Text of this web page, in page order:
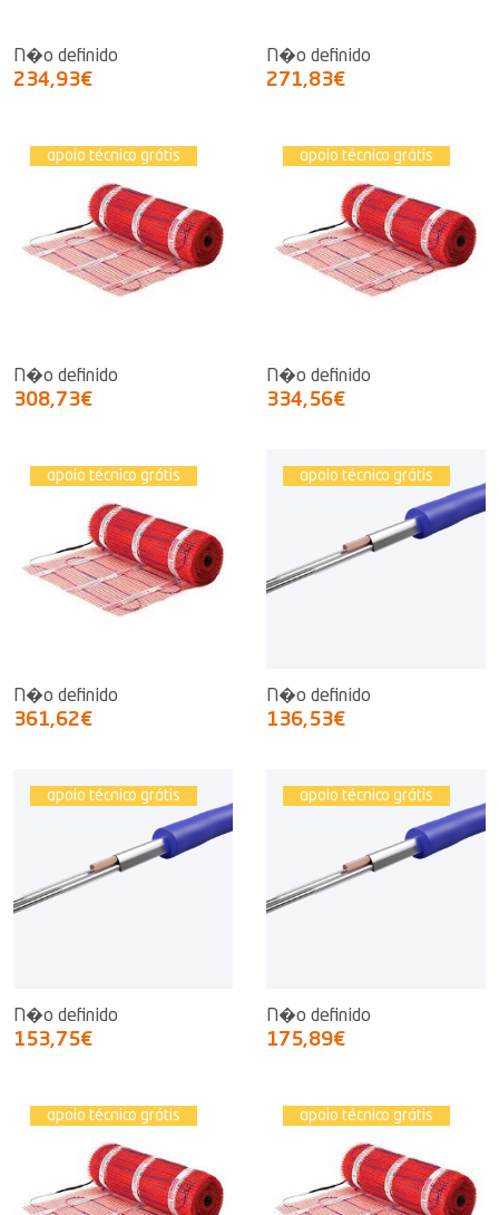
N�o definido
234,93€
N�o definido
271,83€
apoio técnico grátis
N�o definido
308,73€
apoio técnico grátis
N�o definido
334,56€
apoio técnico grátis
N�o definido
361,62€
apoio técnico grátis
N�o definido
136,53€
apoio técnico grátis
N�o definido
153,75€
apoio técnico grátis
N�o definido
175,89€
apoio técnico grátis apoio técnico grátis